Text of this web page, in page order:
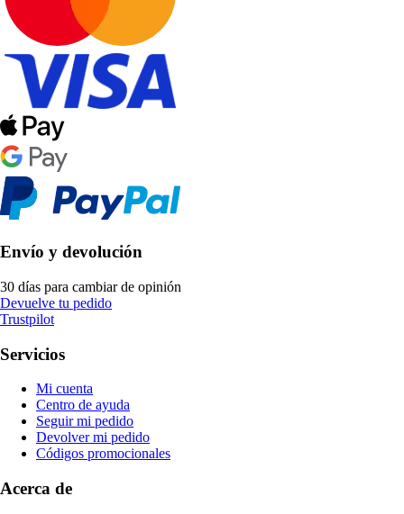
Envío y devolución
30 días para cambiar de opinión
Devuelve tu pedido
Trustpilot
Servicios
Mi cuenta
Centro de ayuda
Seguir mi pedido
Devolver mi pedido
Códigos promocionales
Acerca de